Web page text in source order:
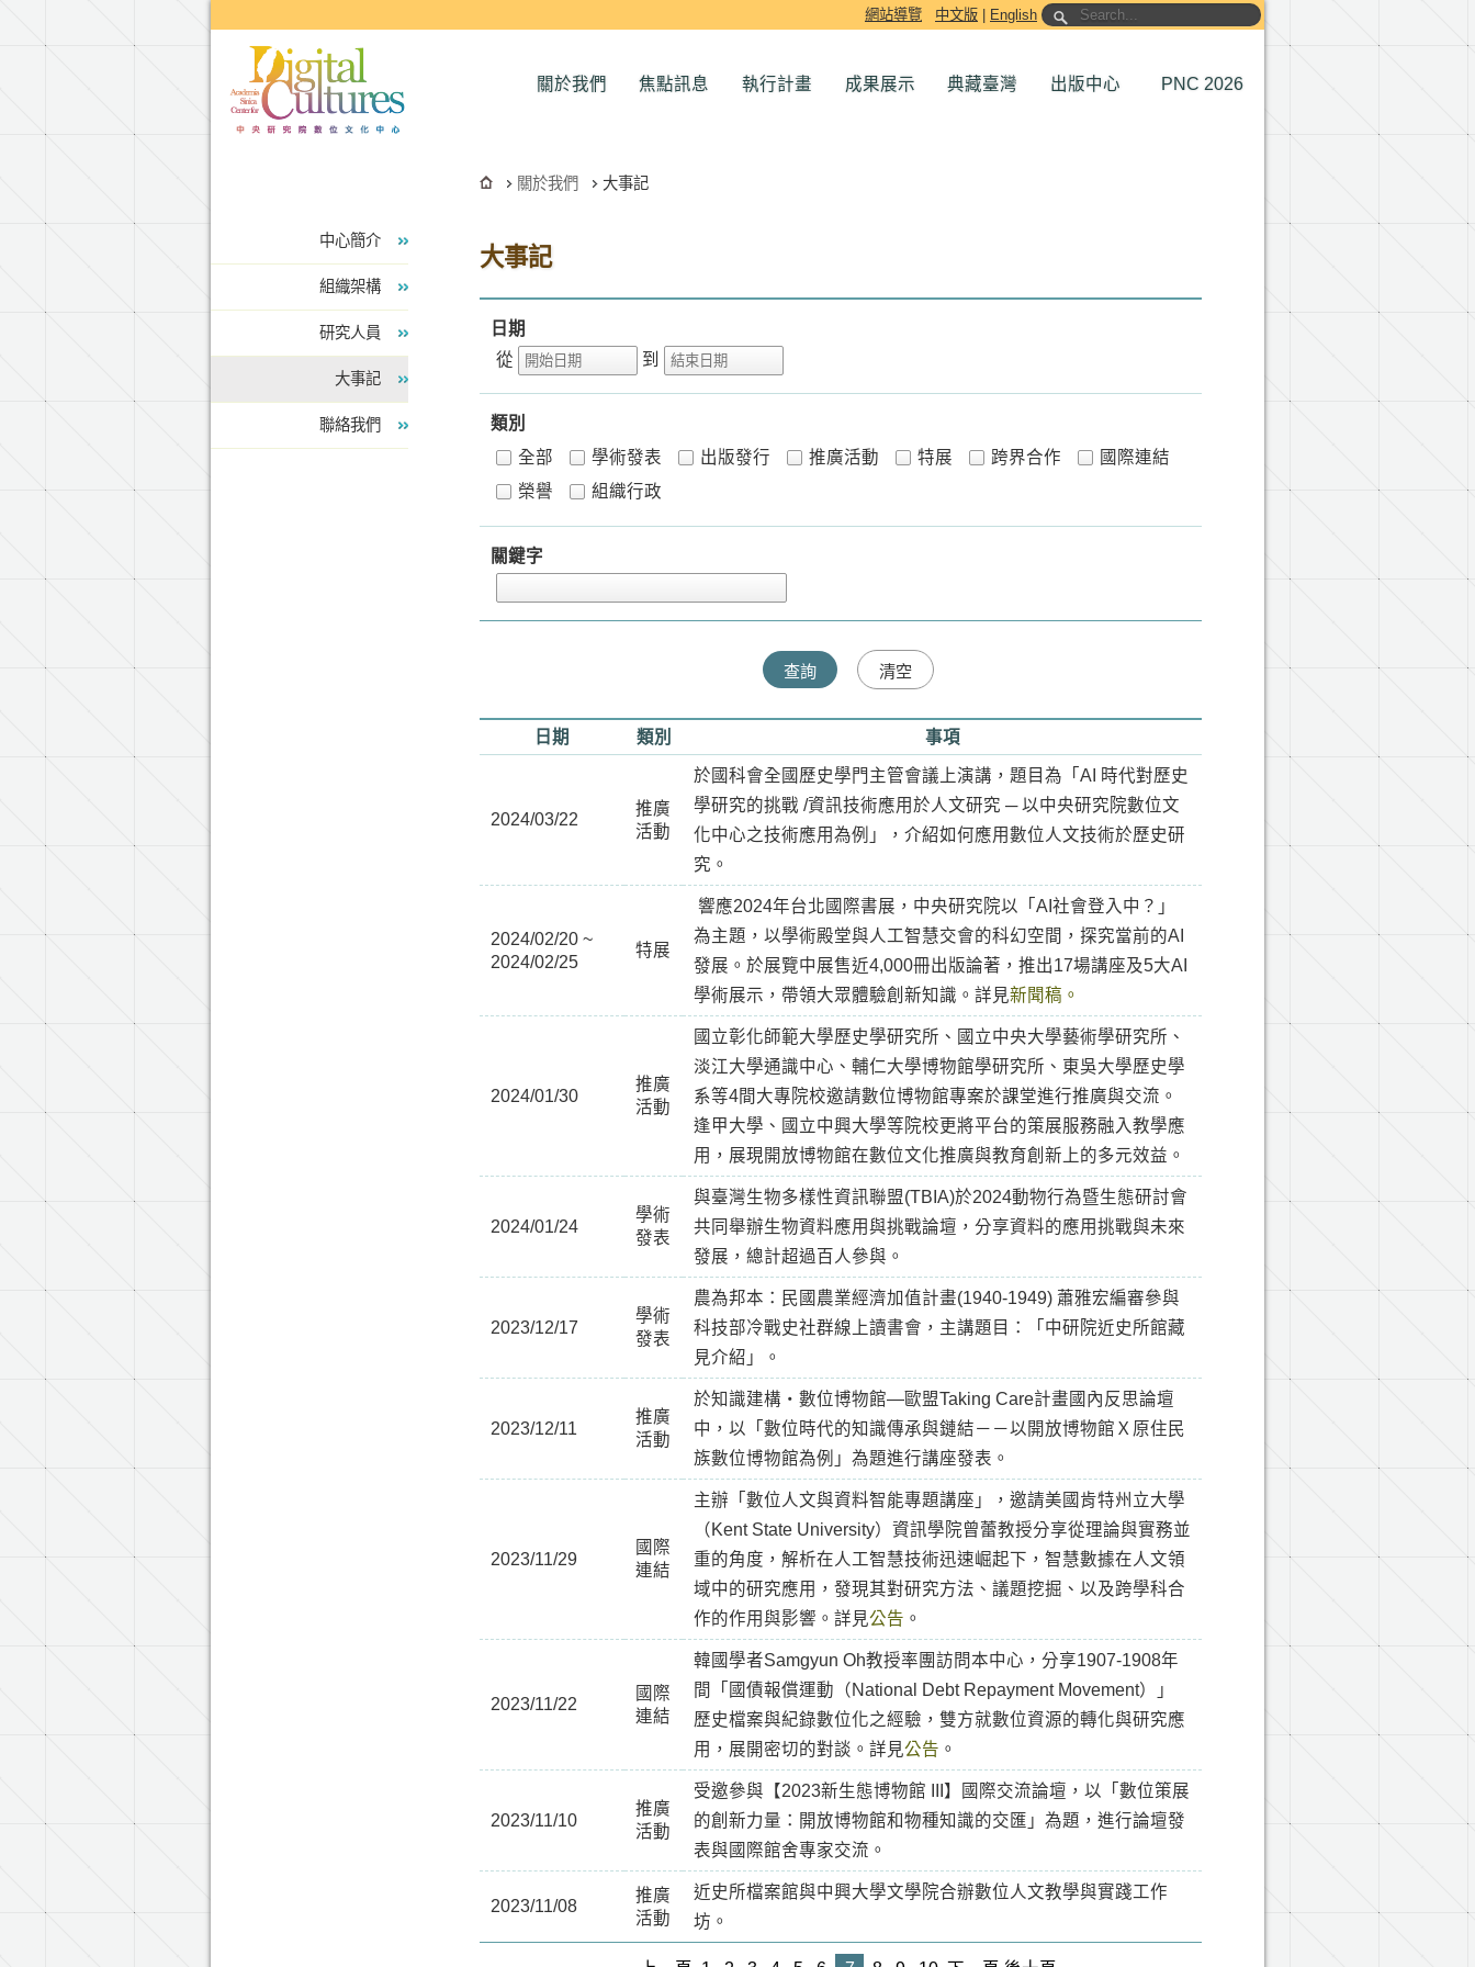
網站導覽 中文版 English
關於我們 焦點訊息 執行計畫 成果展示 典藏臺灣 出版中心 PNC 2026
中心簡介
組織架構
研究人員
大事記
聯絡我們
關於我們 大事記
大事記
日期
從
到
類別
全部
學術發表 出版發行 推廣活動 特展 跨界合作
國際連結
榮譽
組織行政
關鍵字
日期 類別 事項
2024/03/22
推廣
活動
於國科會全國歷史學門主管會議上演講，題目為「AI 時代對歷史
學研究的挑戰 /資訊技術應用於人文研究 ─ 以中央研究院數位文
化中心之技術應用為例」，介紹如何應用數位人文技術於歷史研
究。
2024/02/20 ~
2024/02/25
特展
響應2024年台北國際書展，中央研究院以「AI社會登入中？」
為主題，以學術殿堂與人工智慧交會的科幻空間，探究當前的AI
發展。於展覽中展售近4,000冊出版論著，推出17場講座及5大AI
學術展示，帶領大眾體驗創新知識。詳見新聞稿。
2024/01/30
推廣
活動
國立彰化師範大學歷史學研究所、國立中央大學藝術學研究所、
淡江大學通識中心、輔仁大學博物館學研究所、東吳大學歷史學
系等4間大專院校邀請數位博物館專案於課堂進行推廣與交流。
逢甲大學、國立中興大學等院校更將平台的策展服務融入教學應
用，展現開放博物館在數位文化推廣與教育創新上的多元效益。
2024/01/24
學術
發表
與臺灣生物多樣性資訊聯盟(TBIA)於2024動物行為暨生態研討會
共同舉辦生物資料應用與挑戰論壇，分享資料的應用挑戰與未來
發展，總計超過百人參與。
2023/12/17
學術
發表
農為邦本：民國農業經濟加值計畫(1940-1949) 蕭雅宏編審參與
科技部冷戰史社群線上讀書會，主講題目：「中研院近史所館藏
見介紹」。
2023/12/11
推廣
活動
於知識建構・數位博物館—歐盟Taking Care計畫國內反思論壇
中，以「數位時代的知識傳承與鏈結－－以開放博物館Ｘ原住民
族數位博物館為例」為題進行講座發表。
2023/11/29
國際
連結
主辦「數位人文與資料智能專題講座」，邀請美國肯特州立大學
（Kent State University）資訊學院曾蕾教授分享從理論與實務並
重的角度，解析在人工智慧技術迅速崛起下，智慧數據在人文領
域中的研究應用，發現其對研究方法、議題挖掘、以及跨學科合
作的作用與影響。詳見公告 。
2023/11/22
國際
連結
韓國學者Samgyun Oh教授率團訪問本中心，分享1907-1908年
間「國債報償運動（National Debt Repayment Movement）」
歷史檔案與紀錄數位化之經驗，雙方就數位資源的轉化與研究應
用，展開密切的對談。詳見公告 。
2023/11/10
推廣
活動
受邀參與【2023新生態博物館 III】國際交流論壇，以「數位策展
的創新力量：開放博物館和物種知識的交匯」為題，進行論壇發
表與國際館舍專家交流。
2023/11/08
推廣
活動
近史所檔案館與中興大學文學院合辦數位人文教學與實踐工作
坊。